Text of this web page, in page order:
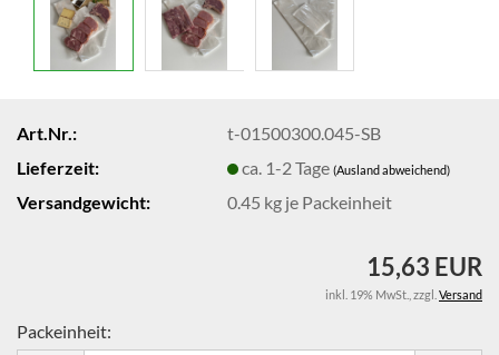
Art.Nr.:
t-01500300.045-SB
Lieferzeit:
ca. 1-2 Tage(Ausland abweichend)
Versandgewicht: 0.45 kg je Packeinheit
15,63 EUR
inkl. 19% MwSt. zzgl. Versand
Packeinheit: